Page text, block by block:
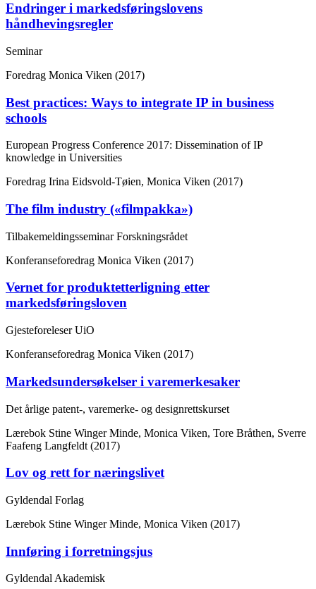
Endringer i markedsføringslovens
håndhevingsregler
Seminar
Foredrag Monica Viken (2017)
Best practices: Ways to integrate IP in business
schools
European Progress Conference 2017: Dissemination of IP
knowledge in Universities
Foredrag Irina Eidsvold-Tøien, Monica Viken (2017)
The film industry («filmpakka»)
Tilbakemeldingsseminar Forskningsrådet
Konferanseforedrag Monica Viken (2017)
Vernet for produktetterligning etter
markedsføringsloven
Gjesteforeleser UiO
Konferanseforedrag Monica Viken (2017)
Markedsundersøkelser i varemerkesaker
Det årlige patent-, varemerke- og designrettskurset
Lærebok Stine Winger Minde, Monica Viken, Tore Bråthen, Sverre
Faafeng Langfeldt (2017)
Lov og rett for næringslivet
Gyldendal Forlag
Lærebok Stine Winger Minde, Monica Viken (2017)
Innføring i forretningsjus
Gyldendal Akademisk